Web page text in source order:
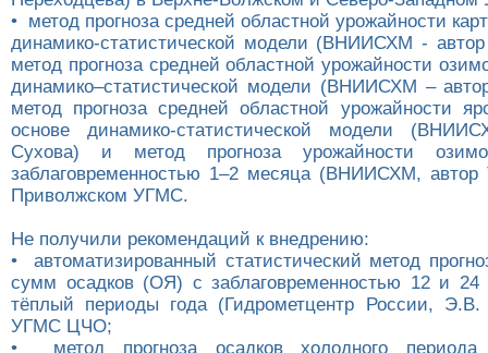
• метод прогноза средней областной урожайности
динамико-статистической модели (ВНИИСХМ - автор
метод прогноза средней областной урожайности
динамико–статистической модели (ВНИИСХМ –
метод прогноза средней областной урожайности
основе динамико-статистической модели
Сухова) и метод прогноза урожайности
заблаговременностью 1–2 месяца (ВНИИСХМ, автор
Приволжском УГМС.
Не получили рекомендаций к внедрению:
• автоматизированный статистический метод
сумм осадков (ОЯ) с заблаговременностью 12 и
тёплый периоды года (Гидрометцентр России,
УГМС ЦЧО;
• метод прогноза осадков холодного периода